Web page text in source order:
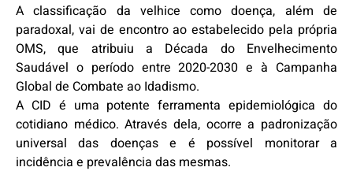
A classificação da velhice como doença, além de
paradoxal, vai de encontro ao estabelecido pela própria
OMS, que atribuiu a Década do Envelhecimento
Saudável o período entre 2020-2030 e à Campanha
Global de Combate ao Idadismo.
A CID é uma potente ferramenta epidemiológica do
cotidiano médico. Através dela, ocorre a padronização
universal das doenças e é possível monitorar a
incidência e prevalência das mesmas.